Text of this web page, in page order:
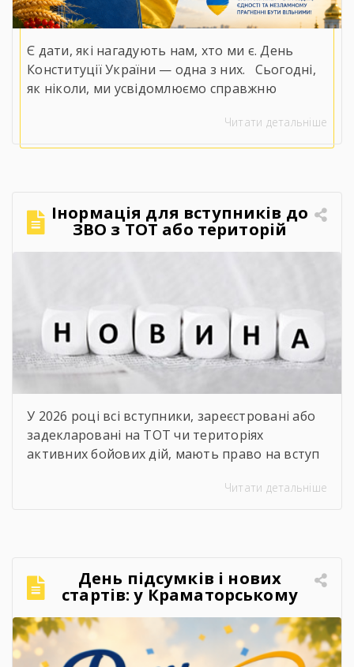
Є дати, які нагадують нам, хто ми є. День
Конституції України — одна з них.⠀Сьогодні,
як ніколи, ми усвідомлюємо справжню
«незалежність».⠀У непрості для нашої
держави часи положення Конституції
незламній вірі, що правда, справедливість і
[…]
Читати детальніше
Інормація для вступників до
ЗВО з ТОТ або територій
активних бойових дій.
У 2026 році всі вступники, зареєстровані або
задекларовані на ТОТ чи територіях
активних бойових дій, мають право на вступ
участь в окремому конкурсі на бюджетні
Читати детальніше
День підсумків і нових
стартів: у Краматорському
центрі ПТО завершили 2025–
2026 навчальний рік